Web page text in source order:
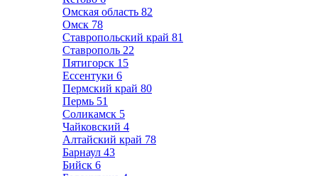
Омская область 82
Омск 78
Ставропольский край 81
Ставрополь 22
Пятигорск 15
Ессентуки 6
Пермский край 80
Пермь 51
Соликамск 5
Чайковский 4
Алтайский край 78
Барнаул 43
Бийск 6